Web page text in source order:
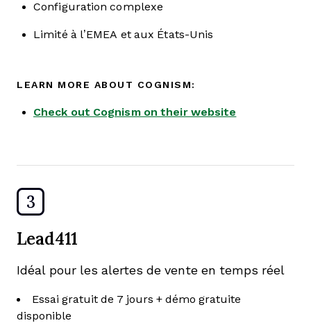
Configuration complexe
Limité à l’EMEA et aux États-Unis
LEARN MORE ABOUT COGNISM:
Check out Cognism on their website
3
Lead411
Idéal pour les alertes de vente en temps réel
Essai gratuit de 7 jours + démo gratuite
disponible